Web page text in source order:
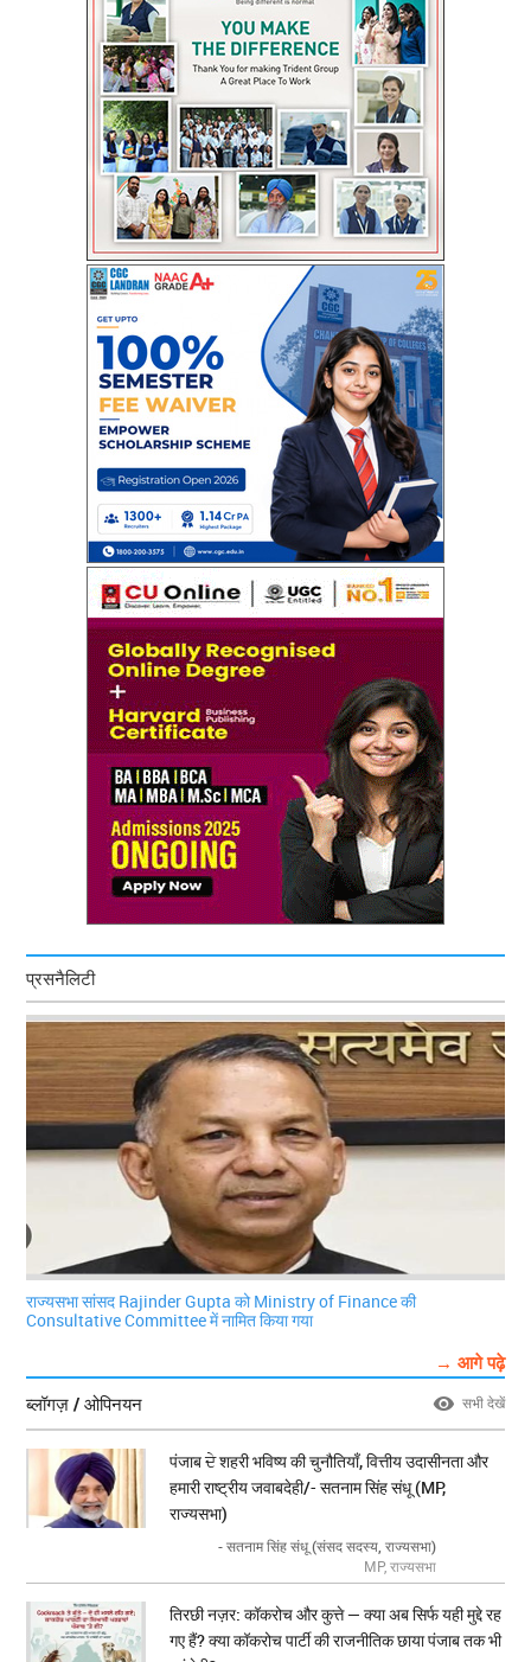
प्रसनैलिटी
राज्यसभा सांसद Rajinder Gupta को Ministry of Finance की
Consultative Committee में नामित किया गया
→ आगे पढ़े
ब्लॉगज़ / ओपिनयन
सभी देखें
पंजाब ਦੇ शहरी भविष्य की चुनौतियाँ, वित्तीय उदासीनता और
हमारी राष्ट्रीय जवाबदेही/- सतनाम सिंह संधू (MP,
राज्यसभा)
- सतनाम सिंह संधू (संसद सदस्य, राज्यसभा)
MP, राज्यसभा
तिरछी नज़र: कॉकरोच और कुत्ते — क्या अब सिर्फ यही मुद्दे रह
गए हैं? क्या कॉकरोच पार्टी की राजनीतिक छाया पंजाब तक भी